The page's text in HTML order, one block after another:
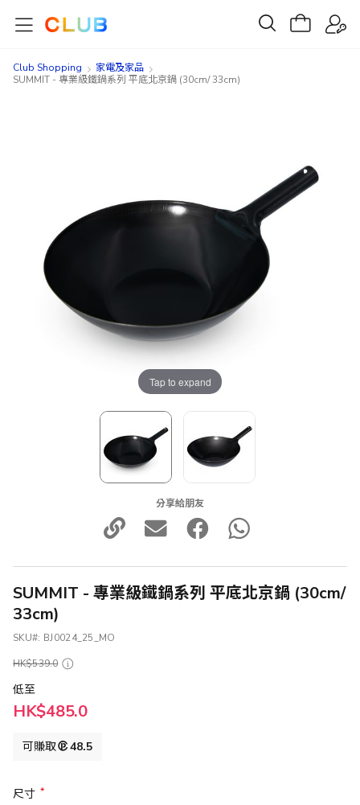
Club Shopping
家電及家品
SUMMIT - 專業級鐵鍋系列 平底北京鍋 (30cm/ 33cm)
Tap to expand
分享給朋友
SUMMIT - 專業級鐵鍋系列 平底北京鍋 (30cm/
33cm)
SKU
BJ0024_25_MO
HK$539.0
低至
HK$485.0
可賺取 48.5
尺寸